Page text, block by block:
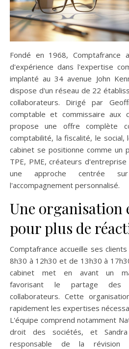
Fondé en 1968, Comptafrance
d'expérience dans l'expertise
implanté au 34 avenue John
dispose d'un réseau de 22
collaborateurs. Dirigé par
comptable et commissaire aux
propose une offre complète
comptabilité, la fiscalité, le social,
cabinet se positionne comme un
TPE, PME, créateurs
une approche centrée
l'accompagnement personnalisé.
Une organisation
pour plus de
Comptafrance accueille ses
8h30 à 12h30 et de 13h30 à
cabinet met en avant un
favorisant le partage des
collaborateurs. Cette
rapidement les expertises
L'équipe comprend notamment
droit des sociétés, et Sandra
responsable de la révision